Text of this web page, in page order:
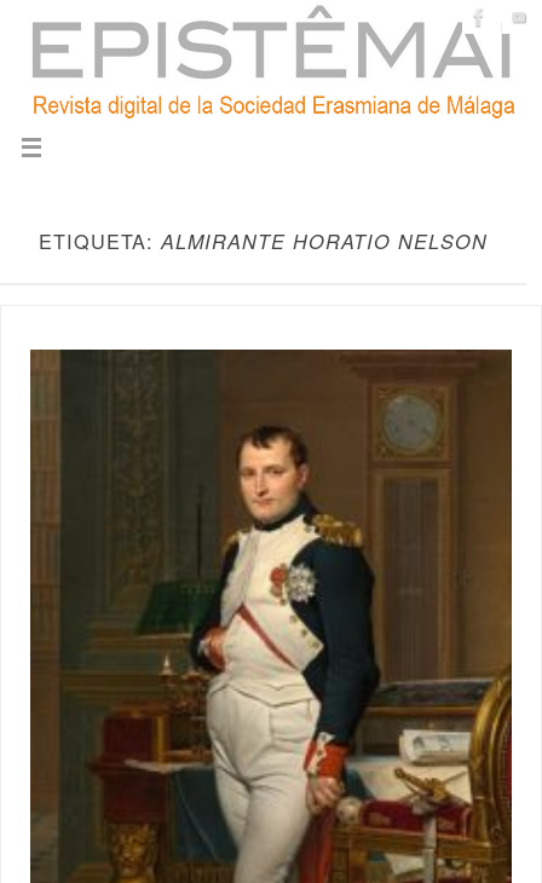
ETIQUETA:ALMIRANTE HORATIO NELSON